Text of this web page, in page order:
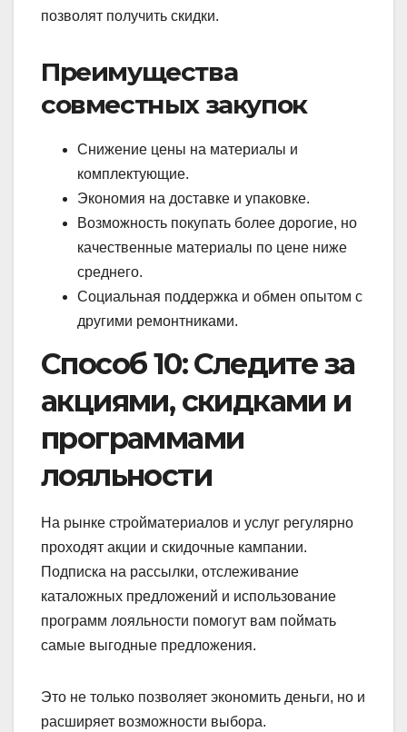
позволят получить скидки.
Преимущества
совместных закупок
Снижение цены на материалы и
комплектующие.
Экономия на доставке и упаковке.
Возможность покупать более дорогие, но
качественные материалы по цене ниже
среднего.
Социальная поддержка и обмен опытом с
другими ремонтниками.
Способ 10: Следите за
акциями, скидками и
программами
лояльности
На рынке стройматериалов и услуг регулярно
проходят акции и скидочные кампании.
Подписка на рассылки, отслеживание
каталожных предложений и использование
программ лояльности помогут вам поймать
самые выгодные предложения.
Это не только позволяет экономить деньги, но и
расширяет возможности выбора.